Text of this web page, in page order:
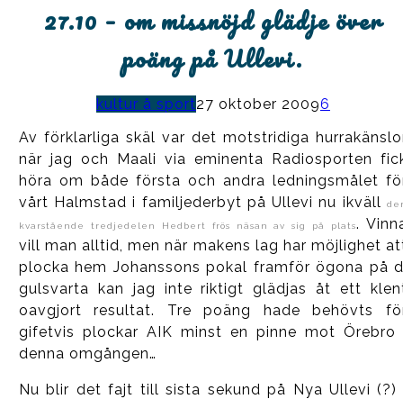
27.10 – om missnöjd glädje över
poäng på Ullevi.
kultur å sport27 oktober 20096
Av förklarliga skäl var det motstridiga
när jag och Maali via eminenta Radiosporten
höra om både första och andra ledningsmålet
vårt Halmstad i familjederbyt på Ullevi nu ikväll
kvarstående tredjedelen Hedbert frös näsan av sig på plats.
vill man alltid, men när makens lag har möjlighet
plocka hem Johanssons pokal framför ögona på
gulsvarta kan jag inte riktigt glädjas åt ett
oavgjort resultat. Tre poäng hade behövts
gifetvis plockar AIK minst en pinne mot Örebro
denna omgången…
Nu blir det fajt till sista sekund på Nya Ullevi (?)